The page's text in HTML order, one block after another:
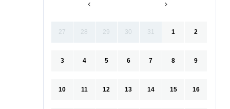
27 28 29 30 31 1 2
3 4 5 6 7 8 9
10 11 12 13 14 15 16